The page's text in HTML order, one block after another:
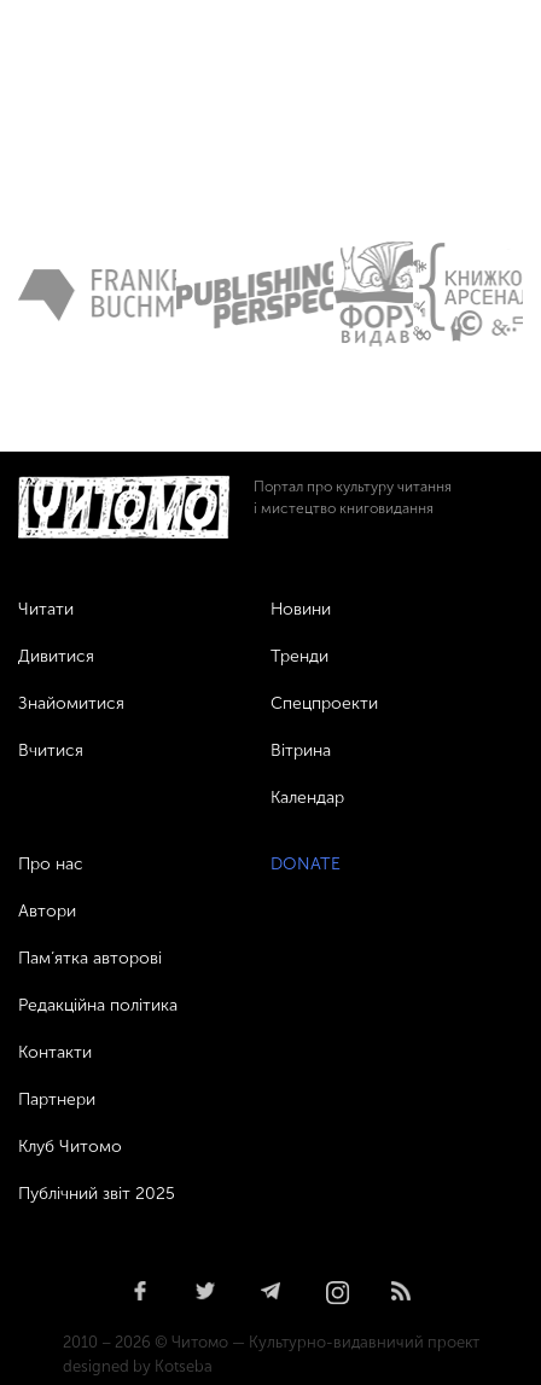
Портал про культуру читання
і мистецтво книговидання
Читати
Дивитися
Знайомитися
Вчитися
Новини
Тренди
Спецпроекти
Вітрина
Календар
Про нас
Автори
Пам’ятка авторові
Редакційна політика
Контакти
Партнери
Клуб Читомо
Публічний звіт 2025
DONATE
2010 – 2026 © Читомо — Культурно-видавничий проект
designed by Kotseba